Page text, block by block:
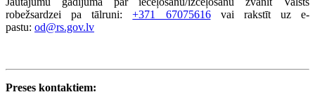
robežsardzei pa tālruni:+371 67075616vai rakstīt uz e-
pastu: od@rs.gov.lv
Preses kontaktiem: